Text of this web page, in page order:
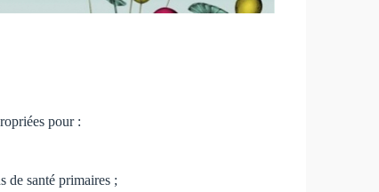
pour :
de santé primaires ;